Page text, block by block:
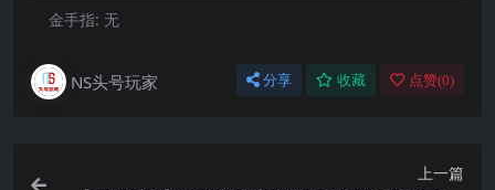
金手指: 无
NS头号玩家 分享 收藏 点赞(0)
上一篇